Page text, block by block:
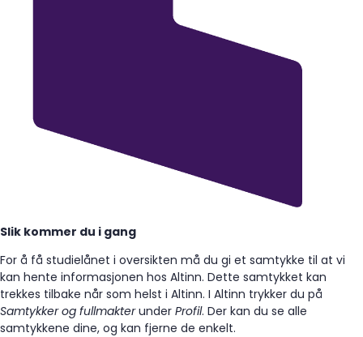
Slik kommer du i gang
For å få studielånet i oversikten må du gi et samtykke til at vi
kan hente informasjonen hos Altinn. Dette samtykket kan
trekkes tilbake når som helst i Altinn. I Altinn trykker du på
Samtykker og fullmakterunder Profil. Der kan du se alle
samtykkene dine, og kan fjerne de enkelt.